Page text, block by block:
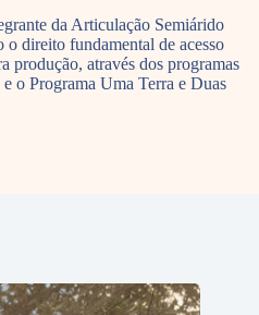
da Articulação Semiárido
direito fundamental de acesso
produção, através dos programas
o Programa Uma Terra e Duas